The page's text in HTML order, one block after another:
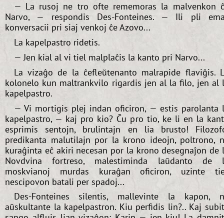
— La rusoj ne tro ofte rememoras la malvenkon
Narvo, — respondis Des-Fonteines. — Ili pli
konversacii pri siaj venkoj ĉe Azovo...
La kapelpastro ridetis.
— Jen kial al vi tiel malplaĉis la kanto pri Narvo...
La vizaĝo de la ĉefleŭtenanto malrapide flaviĝis.
kolonelo kun maltrankvilo rigardis jen al la filo, jen al
kapelpastro.
— Vi mortigis plej indan oficiron, — estis parolanta
kapelpastro, — kaj pro kio? Ĉu pro tio, ke li en la
esprimis sentojn, brulintajn en lia brusto!
predikanta malutilajn por la krono ideojn, poltrono,
kuraĝinta eĉ akiri necesan por la krono desegnaĵon de
Novdvina fortreso, malestiminda laŭdanto de
moskvianoj murdas kuraĝan oficiron, uzinte
nescipovon batali per spadoj...
Des-Fonteines silentis, mallevinte la kapon,
aŭskultante la kapelpastron. Kiu perfidis lin?.. Kaj